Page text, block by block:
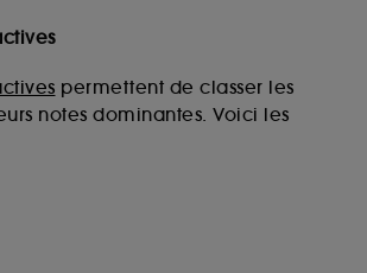
permettent de classer les
notes dominantes. Voici les
lors de votre activité en ligne
sans accepter". Voous pouvez à tout
de retirer votrte consentement. Si vous
plus d'information sur les cookies